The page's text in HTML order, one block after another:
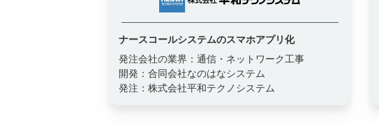
ナースコールシステムのスマホアプリ化
発注会社の業界： 通信・ネットワーク工事
開発： 合同会社なのはなシステム
発注： 株式会社平和テクノシステム